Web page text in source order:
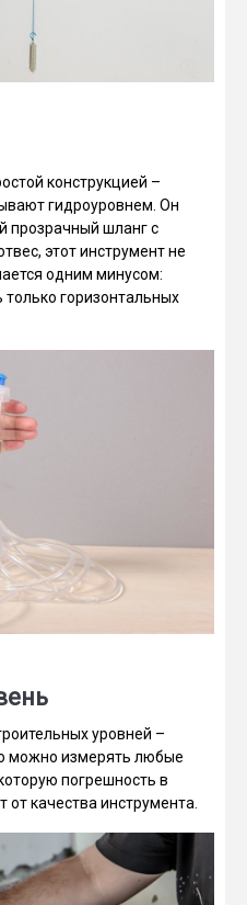
конструкцией –
гидроуровнем. Он
прозрачный шланг с
этот инструмент не
одним минусом:
горизонтальных
уровней –
можно измерять любые
погрешность в
от качества инструмента.